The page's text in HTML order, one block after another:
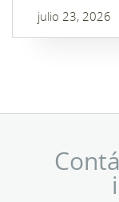
julio 23, 2026